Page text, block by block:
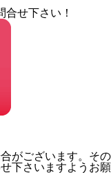
がございます。その
下さいますようお願